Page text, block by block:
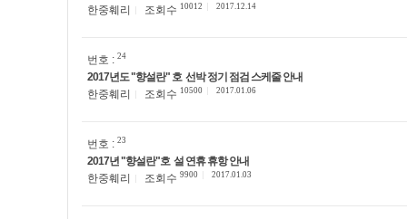
한중훼리
조회수 10012 2017.12.14
번호 : 24
2017년도 "향설란" 호 선박 정기 점검 스케줄 안내
한중훼리
조회수 10500 2017.01.06
번호 : 23
2017년 "향설란"호 설 연휴 휴항 안내
한중훼리
조회수 9900 2017.01.03